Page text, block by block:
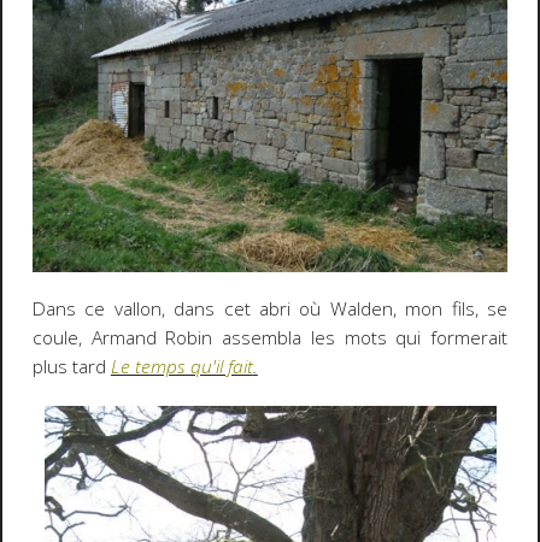
Dans ce vallon, dans cet abri où Walden, mon fils, se
coule, Armand Robin assembla les mots qui formerait
plus tard Le temps qu'il fait.